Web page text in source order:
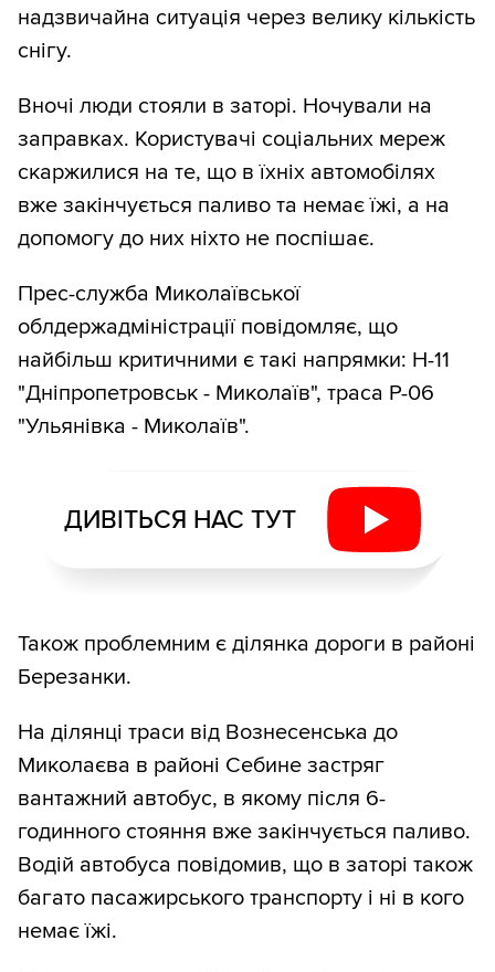
надзвичайна ситуація через велику кількість
снігу.
Вночі люди стояли в заторі. Ночували на
заправках. Користувачі соціальних мереж
скаржилися на те, що в їхніх автомобілях
вже закінчується паливо та немає їжі, а на
допомогу до них ніхто не поспішає.
Прес-служба Миколаївської
облдержадміністрації повідомляє, що
найбільш критичними є такі напрямки: Н-11
"Дніпропетровськ - Миколаїв", траса Р-06
"Ульянівка - Миколаїв".
ДИВІТЬСЯ НАС ТУТ
Також проблемним є ділянка дороги в районі
Березанки.
На ділянці траси від Вознесенська до
Миколаєва в районі Себине застряг
вантажний автобус, в якому після 6-
годинного стояння вже закінчується паливо.
Водій автобуса повідомив, що в заторі також
багато пасажирського транспорту і ні в кого
немає їжі.